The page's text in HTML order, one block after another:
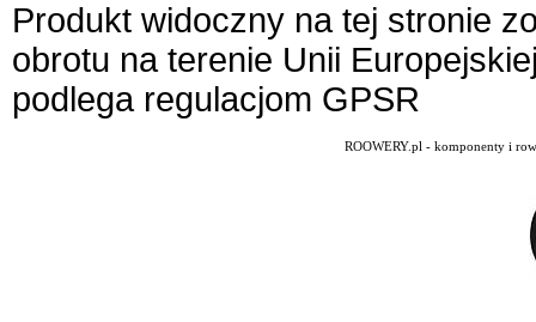
Produkt widoczny na tej stronie
obrotu na terenie Unii
podlega regulacjom GPSR
ROOWERY.pl - komponenty i